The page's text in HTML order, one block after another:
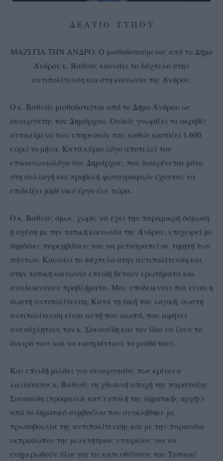
Δ Ε Λ Τ Ι Ο Τ Υ Π Ο Υ
ΜΑΖΙ ΓΙΑ ΤΗΝ ΑΝΔΡΟ: Ο μισθοδοτούμενος από το Δήμο
Άνδρου κ. Βαθυάς κουνάει το δάχτυλο στην
αντιπολίτευση και στη κοινωνία της Άνδρου.
Ο κ. Βαθυάς μισθοδοτείται από το Δήμο Άνδρου ως
συνεργάτης του Δημάρχου. Ουδείς γνωρίζει το ακριβές
αντικείμενο των υπηρεσιών του, καθώς κοστίζει 1.600
ευρώ το μήνα. Κατά κύριο λόγο αποτελεί τον
επικοινωνιολόγο του Δημάρχου, που διακρίνεται μόνο
στη συλλογή και προβολή φωτογραφιών έχοντας να
επιδείξει μηδενικό έργο έως τώρα.
Ο κ. Βαθυάς όμως, χωρίς να έχει την παραμικρή όσμωση
ή σχέση με την τοπική κοινωνία της Άνδρου, επιχειρεί με
δημόσιες παρεμβάσεις του να μετατραπεί σε τιμητή των
πάντων. Κουνάει το δάχτυλο στην αντιπολίτευση και
στην τοπική κοινωνία επειδή θέτουν ερωτήματα και
αναδεικνύουν προβλήματα. Μας υποδεικνύει πια είναι η
σωστή αντιπολίτευση. Κατά τη δική του λογική, σωστή
αντιπολίτευση είναι αυτή που σιωπά, που αφήνει
ανενόχλητους τον κ. Σουσούδη και τον ίδιο να ζουν το
όνειρό τους και να εισπράττουν το μισθό τους.
Και επειδή μιλάει για συνεργασία: πως κρίνει ο
λαλίστατος κ. Βαθυάς τη χθεσινή αποχή της παράταξης
Σουσούδη (προφανώς κατ΄εντολή της δημοτικής αρχής)
από το δημοτικό συμβούλιο που συγκλήθηκε με
πρωτοβουλία της αντιπολίτευσης και με την παρουσία
εκπροσώπου της μελετήτριας εταιρείας για να
ενημερωθούν όλοι για τις κατευθύνσεις του Τοπικού